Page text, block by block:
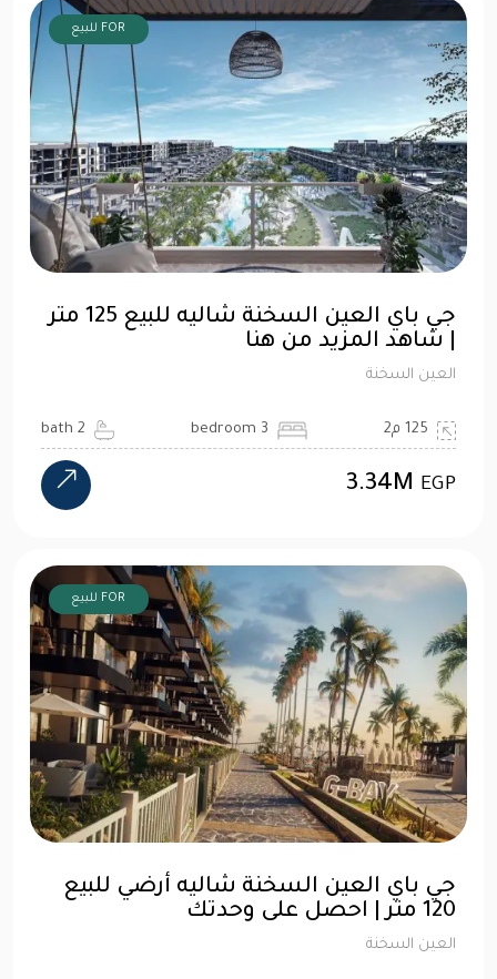
FOR للبيع
جي باي العين السخنة شاليه للبيع 125 متر
| شاهد المزيد من هنا
العين السخنة
125 م2 3 bedroom
2 bath
3.34M EGP
FOR للبيع
جي باي العين السخنة شاليه أرضي للبيع
120 متر | احصل على وحدتك
العين السخنة